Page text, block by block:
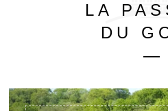
LA
DU
—